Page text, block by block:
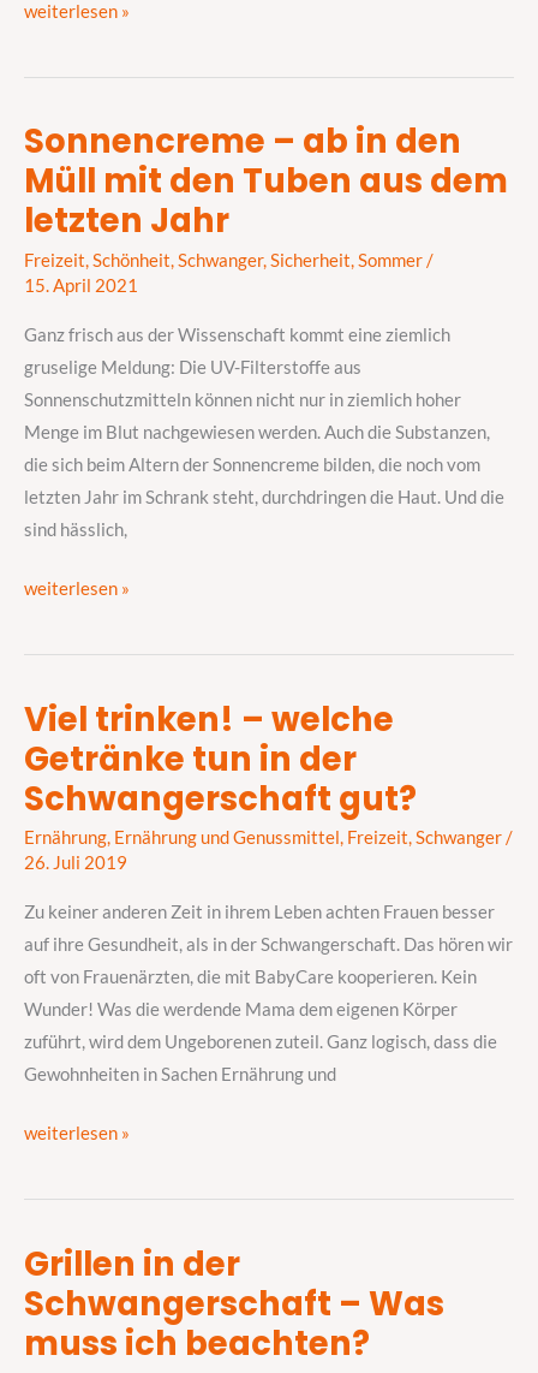
weiterlesen »
Sonnencreme – ab in den
Müll mit den Tuben aus dem
letzten Jahr
Freizeit,Schönheit,Schwanger,Sicherheit,Sommer/
15. April 2021
Ganz frisch aus der Wissenschaft kommt eine ziemlich
gruselige Meldung: Die UV-Filterstoffe aus
Sonnenschutzmitteln können nicht nur in ziemlich hoher
Menge im Blut nachgewiesen werden. Auch die Substanzen,
die sich beim Altern der Sonnencreme bilden, die noch vom
letzten Jahr im Schrank steht, durchdringen die Haut. Und die
sind hässlich,
Sonnencreme
–
in
den
Müll
mit
den
Tuben
aus
dem
letzten
Jahr
weiterlesen »
Viel trinken! – welche
Getränke tun in der
Schwangerschaft gut?
Ernährung, Ernährung und Genussmittel, Freizeit,Schwanger/
26. Juli 2019
Zu keiner anderen Zeit in ihrem Leben achten Frauen besser
auf ihre Gesundheit, als in der Schwangerschaft. Das hören wir
oft von Frauenärzten, die mit BabyCare kooperieren. Kein
Wunder! Was die werdende Mama dem eigenen Körper
zuführt, wird dem Ungeborenen zuteil. Ganz logisch, dass die
Gewohnheiten in Sachen Ernährung und
Viel
trinken!
welche
Getränke
in
der
Schwangerschaft
gut?
weiterlesen »
Grillen in der
Schwangerschaft – Was
muss ich beachten?
Grillen
in
Schwangerschaft